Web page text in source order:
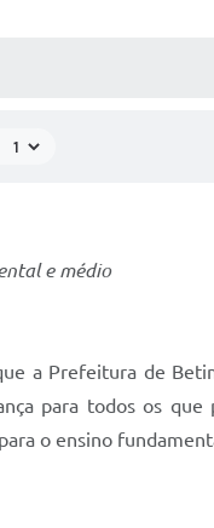
e médio
a Prefeitura de
para todos os
o ensino